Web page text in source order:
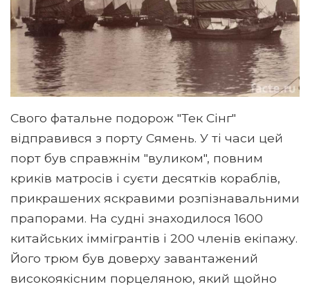
Свого фатальне подорож "Тек Сінг"
відправився з порту Сямень. У ті часи цей
порт був справжнім "вуликом", повним
криків матросів і суєти десятків кораблів,
прикрашених яскравими розпізнавальними
прапорами. На судні знаходилося 1600
китайських іммігрантів і 200 членів екіпажу.
Його трюм був доверху завантажений
високоякісним порцеляною, який щойно